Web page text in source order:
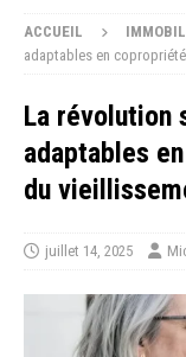
ACCUEIL
adaptables en
La révolution
adaptables
du
juillet 14, 2025